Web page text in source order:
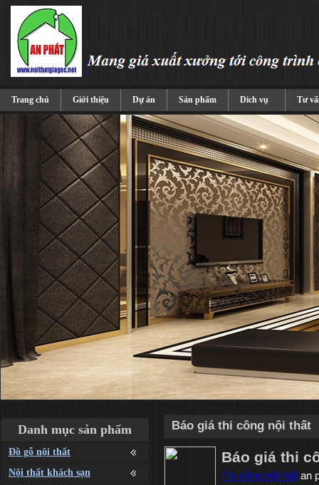
Trang chủ Giới thiệu Dự án Sản phẩm Dich vụ Tư
Danh mục sản phẩm
Đồ gỗ nội thất
Nội thất khách sạn
Báo giá thi công nội thất
Báo giá thi
Thi công nội thất an